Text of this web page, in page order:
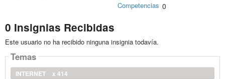
Competencias 0
0 Insignias Recibidas
Este usuario no ha recibido ninguna insignia todavía.
Temas
INTERNET
x 414